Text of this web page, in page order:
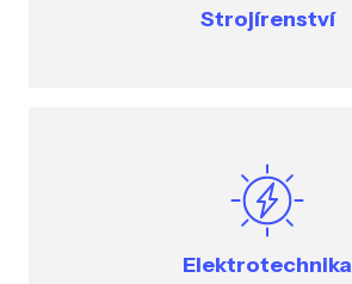
Strojírenství
Elektrotechnika